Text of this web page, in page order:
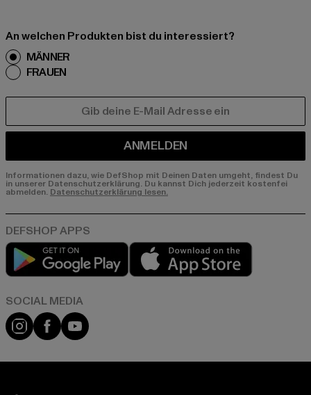
An welchen Produkten bist du interessiert?
MÄNNER
FRAUEN
ANMELDEN
Informationen dazu, wie DefShop mit Deinen Daten umgeht, findest Du
in unserer Datenschutzerklärung. Du kannst Dich jederzeit kostenfei
abmelden. Datenschutzerklärung lesen.
Play market
Instagram
FacebookYouTube